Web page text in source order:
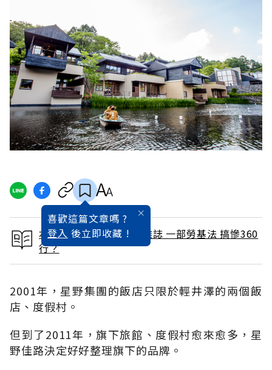
喜歡這篇文章嗎 ?
登入 後立即收藏 !
本文出自 2015 / 7月號雜誌 一部勞基法 搞慘360
行？
2001年，星野集團的飯店只限於輕井澤的兩個飯
店、度假村。
但到了2011年，旗下旅館、度假村愈來愈多，星
野佳路決定好好整理旗下的品牌。